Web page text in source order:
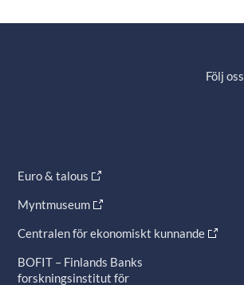
Följ oss
Euro & talous
Myntmuseum
Centralen för ekonomiskt kunnande
BOFIT – Finlands Banks
forskningsinstitut för